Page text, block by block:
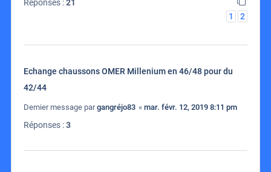
Réponses :21
1
2
Echange chaussons OMER Millenium en 46/48 pour du
42/44
Dernier message pargangréjo83 « mar. févr. 12, 2019 8:11 pm
Réponses :3